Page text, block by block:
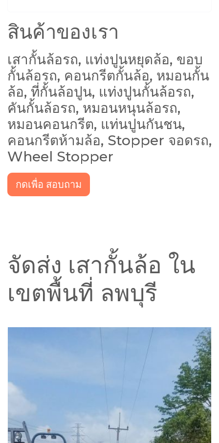
สินค้าของเรา
เสากั้นล้อรถ, แท่งปูนหยุดล้อ, ขอบ
กั้นล้อรถ, คอนกรีตกั้นล้อ, หมอนกั้น
ล้อ, ที่กั้นล้อปูน, แท่งปูนกั้นล้อรถ,
คันกั้นล้อรถ, หมอนหนุนล้อรถ,
หมอนคอนกรีต, แท่นปูนกันชน,
คอนกรีตห้ามล้อ, Stopper จอดรถ,
Wheel Stopper
กดเพื่อ สอบถาม
จัดส่ง เสากั้นล้อ ใน
เขตพื้นที่ ลพบุรี